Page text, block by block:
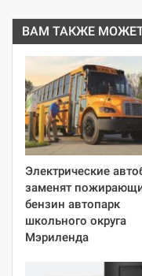
ВАМ ТАКЖЕ
Электрические
заменят
бензин автопарк
школьного округа
Мэриленда